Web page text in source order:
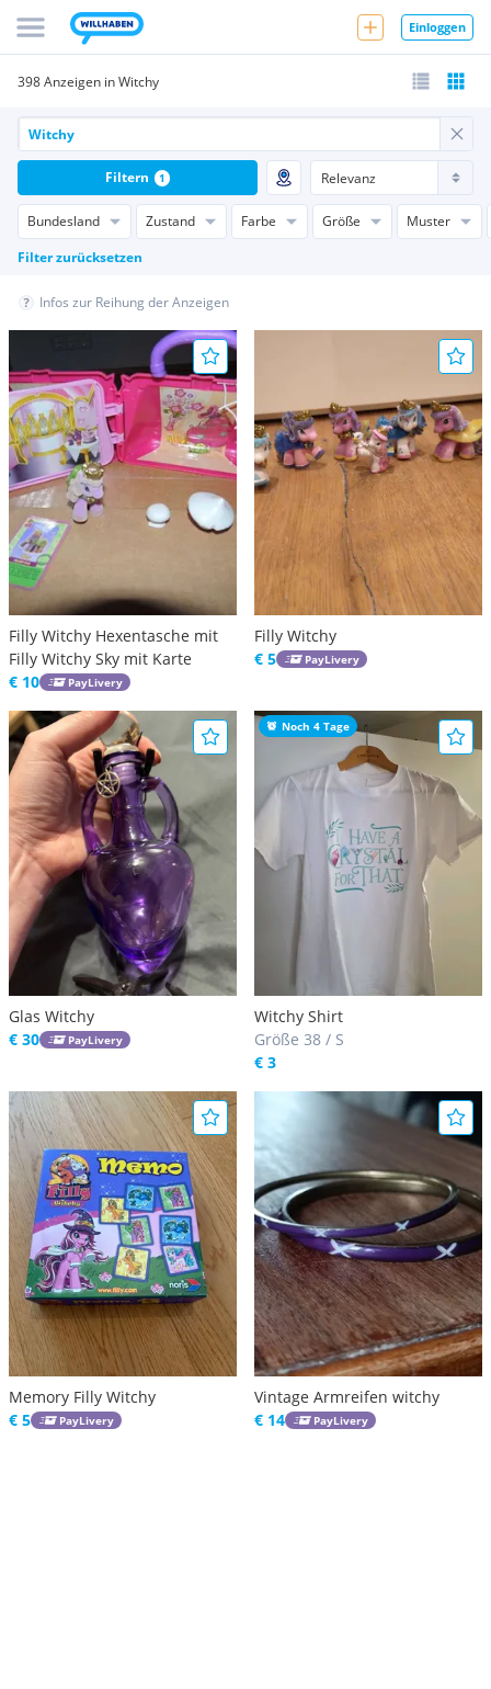
Einloggen
398 Anzeigen in Witchy
Bundesland Zustand Farbe Größe
Muster
Filter zurücksetzen
Filtern 1
Infos zur Reihung der Anzeigen
Filly Witchy Hexentasche mit
Filly Witchy Sky mit Karte
€ 10
PayLivery
Filly Witchy
€ 5
PayLivery
Glas Witchy
€ 30
PayLivery
Noch 4 Tage
Witchy Shirt
Größe 38 / S
€ 3
Memory Filly Witchy
€ 5
PayLivery
Vintage Armreifen witchy
€ 14
PayLivery